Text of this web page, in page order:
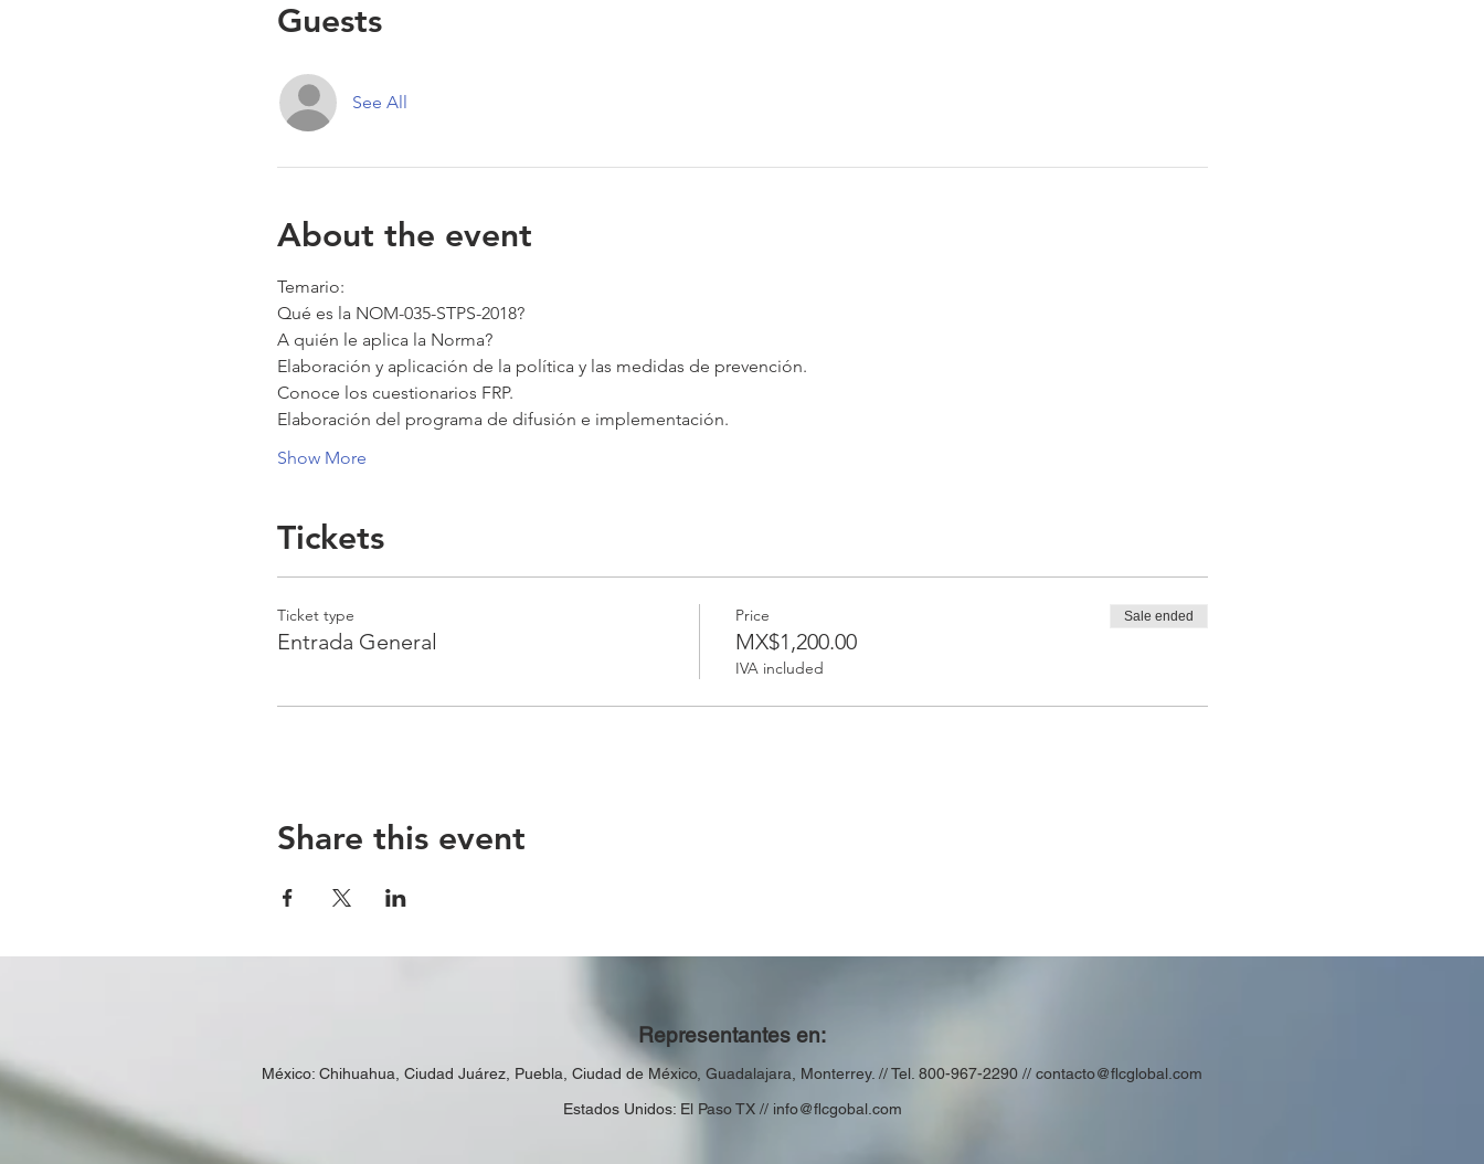
Guests
See All
About the event
Temario:
Qué es la NOM-035-STPS-2018?
A quién le aplica la Norma?
Elaboración y aplicación de la política y las medidas de prevención.
Conoce los cuestionarios FRP.
Elaboración del programa de difusión e implementación.
Show More
Tickets
Ticket type
Entrada General
Price
MX$1,200.00
IVA included
Sale ended
Share this event
Representantes en:
México: Chihuahua, Ciudad Juárez, Puebla, Ciudad de México, Guadalajara, Monterrey. // Tel. 800-967-2290 // contacto@flcglobal.com
Estados Unidos: El Paso TX // info@flcgobal.com